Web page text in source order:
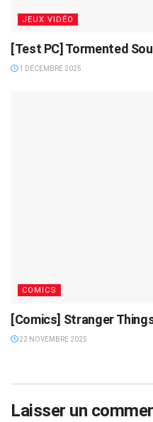
JEUX VIDÉO
[Test PC] Tormented
1 DÉCEMBRE 2025
COMICS
[Comics] Stranger
22 NOVEMBRE 2025
Laisser un